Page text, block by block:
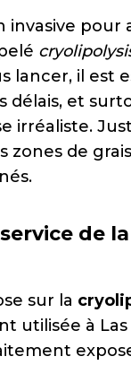
lancer, il est
et
irréaliste.
de
de
sur la
utilisée à Las